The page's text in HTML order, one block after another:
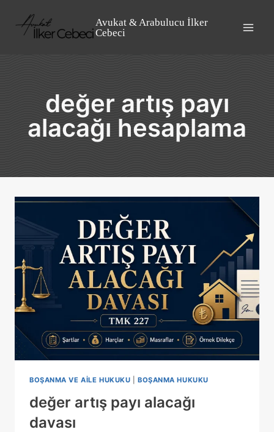
content
Avukat & Arabulucu İlker
Cebeci
değer artış payı
alacağı hesaplama
BOŞANMA VE AILE HUKUKU |BOŞANMA HUKUKU
değer artış payı alacağı
davası